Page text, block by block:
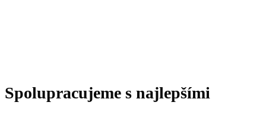
Spolupracujeme s najlepšími